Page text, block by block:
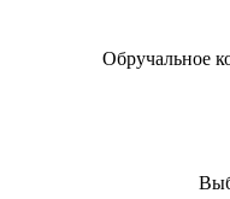
Обручальное